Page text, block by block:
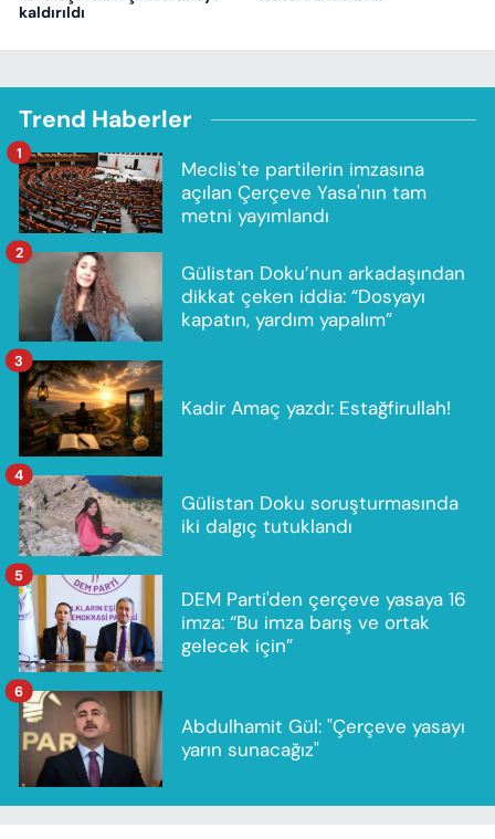
kaldırıldı
Trend Haberler
Meclis'te partilerin imzasına
açılan Çerçeve Yasa'nın tam
metni yayımlandı
1
Gülistan Doku’nun arkadaşından
dikkat çeken iddia: “Dosyayı
kapatın, yardım yapalım”
2
Kadir Amaç yazdı: Estağfirullah!
3
Gülistan Doku soruşturmasında
iki dalgıç tutuklandı
4
DEM Parti'den çerçeve yasaya 16
imza: “Bu imza barış ve ortak
gelecek için”
5
Abdulhamit Gül: "Çerçeve yasayı
yarın sunacağız"
6